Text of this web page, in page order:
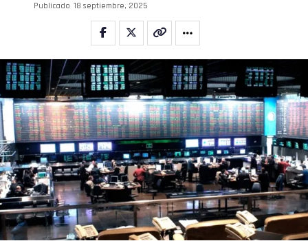
Publicado 18 septiembre, 2025